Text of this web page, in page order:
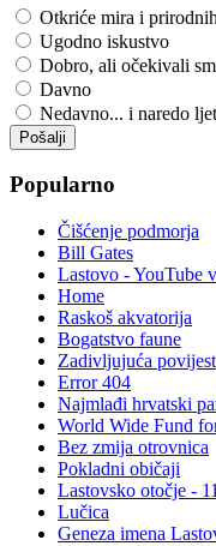
Otkriće mira i
Ugodno iskustvo
Dobro, ali očekivali
Davno
Nedavno... i naredo
Popularno
Čišćenje podmorja
Bill Gates
Lastovo - YouTube
Home
Raskoš akvatorija
Bogatstvo faune
Zadivljujuća povijest
Error 404
Najmlađi hrvatski
World Wide Fund
Bez zmija otrovnica
Pokladni običaji
Lastovsko otočje -
Lučica
Geneza imena